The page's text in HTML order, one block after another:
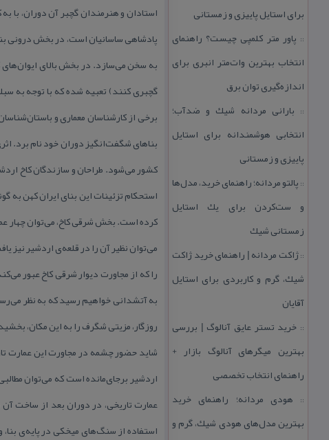
برای استایل پاییزی و زمستانی
:: پاور متر كلمپی چیست؟ راهنمای
انتخاب بهترین وات‌متر انبری برای
اندازه‌گیری توان برق
:: بارانی مردانه شیك و ضدآب؛
انتخابی هوشمندانه برای استایل
پاییزی و زمستانی
:: پالتو مردانه؛ راهنمای خرید، مدل‌ها
و ست‌كردن برای یك استایل
زمستانی شیك
::ژاكت مردانه | راهنمای خرید ژاكت
شیك، گرم و كاربردی برای استایل
آقایان
:: خرید تستر عایق آنالوگ | بررسی
بهترین میگرهای آنالوگ بازار +
راهنمای انتخاب تخصصی
:: هودی مردانه؛ راهنمای خرید
بهترین مدل‌های هودی شیك، گرم و
استادان و هنرمندان گچبر آن دوران، با
پادشاهی ساسانیان است، در بخش درونی
به سخن می‌سازد. در بخش بالای ایوان‌های
گچبری كنند) تعبیه شده كه با توجه به
برخی از كارشناسان معماری و
بناهای شگفت‌انگیز دوران خود نام برد.
كشور می‌شود. طراحان و سازندگان كاخ
كرده است. بخش شرقی كاخ، می‌توان چهار
می‌توان نظیر آن‌ را در قلعه‌ی اردشیر
را كه از مجاورت دیوار شرقی كاخ عبور
به آتشدانی خواهیم رسید كه به نظر
روزگار، مزیتی شگرف را به این مكان،
شاید حضور چشمه‌‌ در مجاورت این عمارت
اردشیر برجای‌مانده است كه می‌توان
عمارت تاریخی، در دوران بعد از ساخت
استفاده از سنگ‌های میخكی در پایه‌ی بنا،